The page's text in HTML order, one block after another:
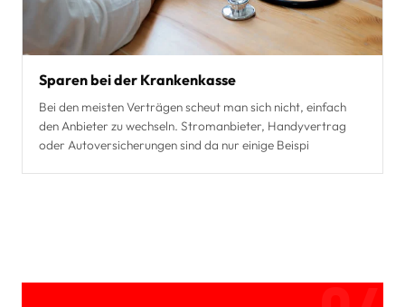
Sparen bei der Krankenkasse
Bei den meisten Verträgen scheut man sich nicht, einfach
den Anbieter zu wechseln. Stromanbieter, Handyvertrag
oder Autoversicherungen sind da nur einige Beispi